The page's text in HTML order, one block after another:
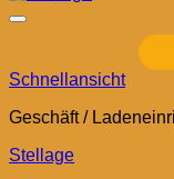
Schnellansicht
Geschäft /
Stellage